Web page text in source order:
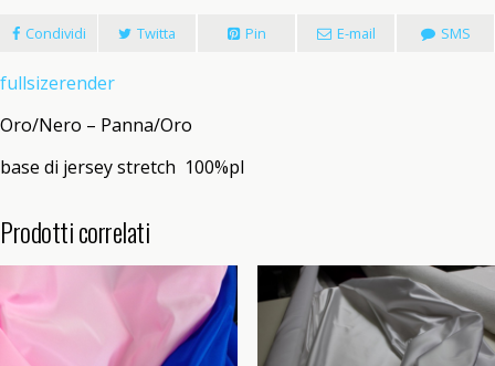
Condividi Twitta Pin E-mail SMS
fullsizerender
Oro/Nero – Panna/Oro
base di jersey stretch 100%pl
Prodotti correlati